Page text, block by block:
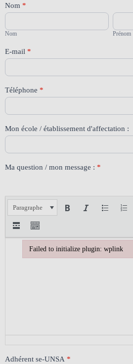
Contact
88
Nom *
Nom
Nom
Prénom
Prénom
E-mail *
Téléphone *
Mon école / établissement d'affectation :
Ma question / mon message : *
Paragraphe
Adhérent se-UNSA *
Failed to initialize plugin: wplink
Failed to initialize plugin: wplink